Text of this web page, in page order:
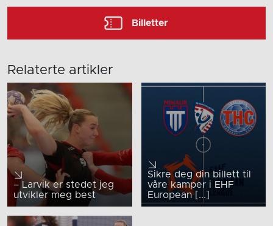
Billetter
Relaterte artikler
– Larvik er stedet jeg
utvikler meg best
Sikre deg din billett til
våre kamper i EHF
European [...]